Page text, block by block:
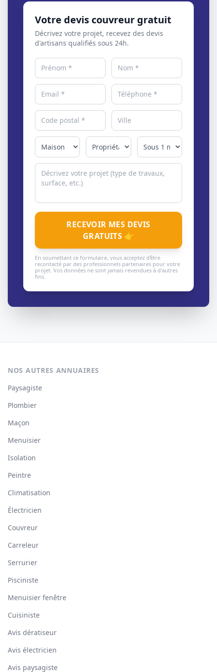
Votre devis couvreur gratuit
Décrivez votre projet, recevez des devis
d'artisans qualifiés sous 24h.
RECEVOIR MES DEVIS
GRATUITS 👉
En soumettant ce formulaire, vous acceptez d'être
recontacté par des professionnels partenaires pour votre
projet. Vos données ne sont jamais revendues à d'autres
fins.
NOS AUTRES ANNUAIRES
Paysagiste
Plombier
Maçon
Menuisier
Isolation
Peintre
Climatisation
Électricien
Couvreur
Carreleur
Serrurier
Pisciniste
Menuisier fenêtre
Cuisiniste
Avis dératiseur
Avis électricien
Avis paysagiste